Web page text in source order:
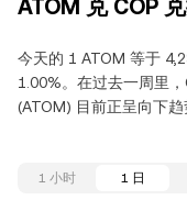
ATOM 兑 COP
今天的 1 ATOM 等于
1.00%。在过去一周里
(ATOM) 目前正呈向下
1 小时 1 日